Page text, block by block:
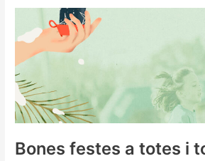
Bones festes a totes i
festes
a
totes
tots!